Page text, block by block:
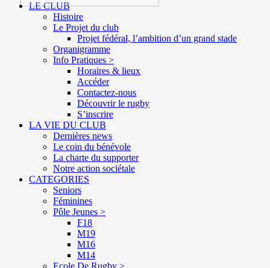
LE CLUB
Histoire
Le Projet du club
Projet fédéral, l’ambition d’un grand stade
Organigramme
Info Pratiques >
Horaires & lieux
Accéder
Contactez-nous
Découvrir le rugby
S’inscrire
LA VIE DU CLUB
Dernières news
Le coin du bénévole
La charte du supporter
Notre action sociétale
CATEGORIES
Seniors
Féminines
Pôle Jeunes >
F18
M19
M16
M14
Ecole De Rugby >